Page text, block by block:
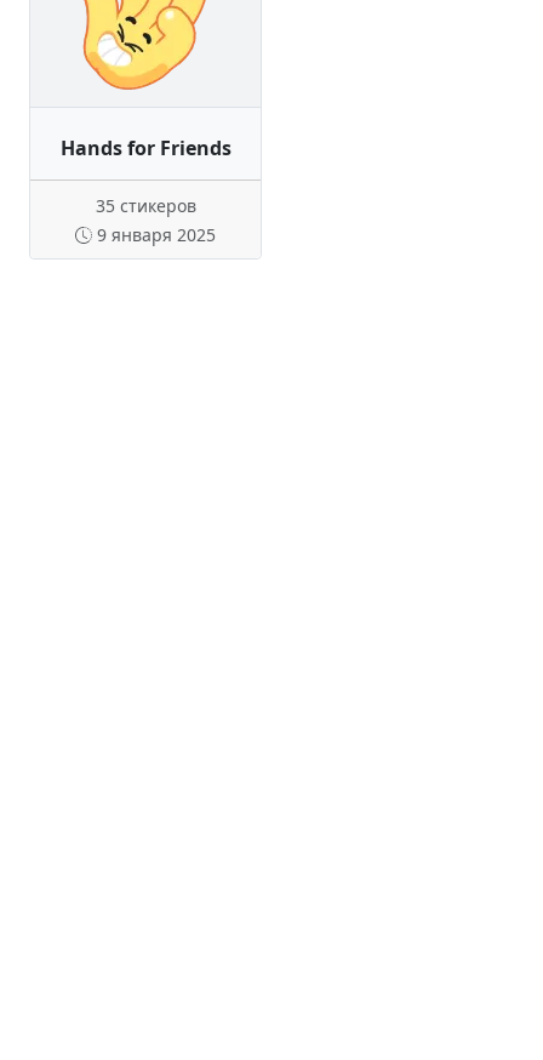
Hands for Friends
35 стикеров
9 января 2025